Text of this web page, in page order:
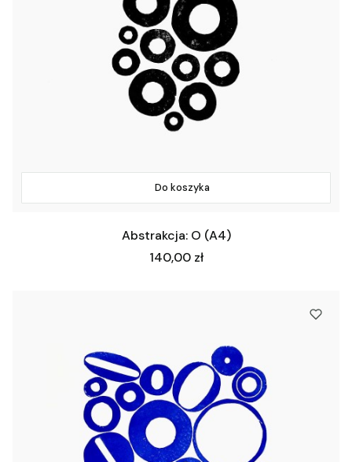
Do koszyka
Abstrakcja: O (A4)
Cena
140,00 zł